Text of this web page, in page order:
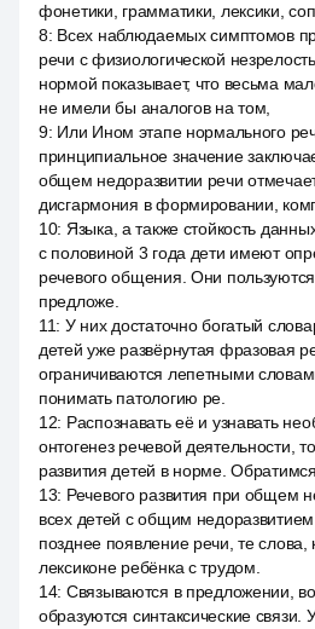
фонетики, грамматики, лексики,
8: Всех наблюдаемых симптомов
речи с физиологической
нормой показывает, что весьма
не имели бы аналогов на том,
9: Или Ином этапе нормального
принципиальное значение
общем недоразвитии речи
дисгармония в формировании,
10: Языка, а также стойкость
с половиной 3 года дети имеют
речевого общения. Они
предложе.
11: У них достаточно богатый
детей уже развёрнутая фразовая
ограничиваются лепетными
понимать патологию ре.
12: Распознавать её и узнавать
онтогенез речевой деятельности,
развития детей в норме.
13: Речевого развития при общем
всех детей с общим
позднее появление речи, те
лексиконе ребёнка с трудом.
14: Связываются в предложении,
образуются синтаксические связи.